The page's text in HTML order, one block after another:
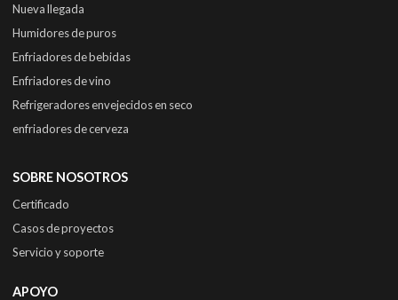
Nueva llegada
Humidores de puros
Enfriadores de bebidas
Enfriadores de vino
Refrigeradores envejecidos en seco
enfriadores de cerveza
SOBRE NOSOTROS
Certificado
Casos de proyectos
Servicio y soporte
APOYO